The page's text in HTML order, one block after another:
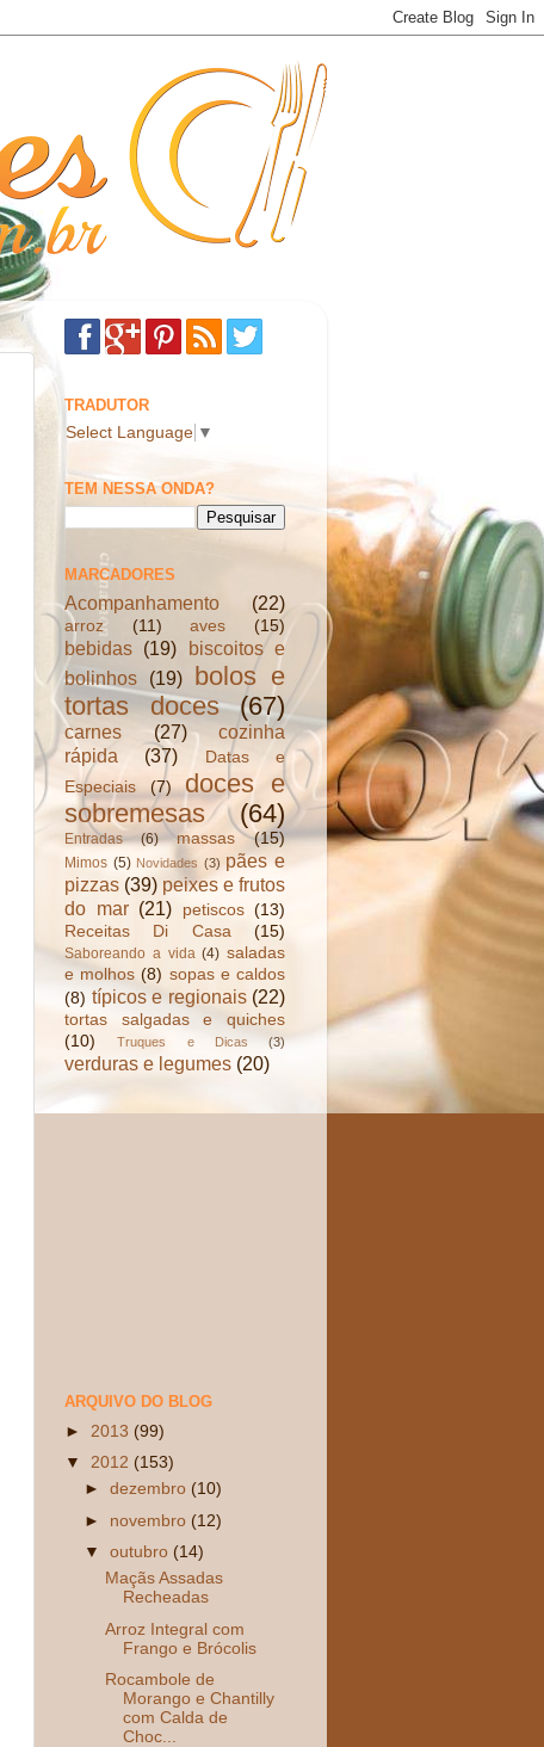
TRADUTOR
Select Language ▼
TEM NESSA ONDA?
MARCADORES
Acompanhamento (22)
arroz (11) aves (15)
bebidas (19)
biscoitos e
bolinhos
(19)
bolos e
tortas doces
(67)
carnes (27)
cozinha
rápida
(37)
Datas e
Especiais
(7)
doces e
sobremesas
(64)
Entradas (6) massas (15)
Mimos (5) Novidades (3) pães e
pizzas (39) peixes e frutos
do mar (21) petiscos (13)
Receitas Di Casa
(15)
Saboreando a vida (4) saladas
e molhos (8) sopas e caldos
(8) típicos e regionais (22)
tortas salgadas e quiches
(10)
Truques e Dicas (3)
verduras e legumes (20)
ARQUIVO DO BLOG
► 2013 (99)
▼ 2012 (153)
►dezembro (10)
► novembro (12)
▼outubro (14)
Maçãs Assadas
Recheadas
Arroz Integral com
Frango e Brócolis
Rocambole de
Morango e Chantilly
com Calda de
Choc...